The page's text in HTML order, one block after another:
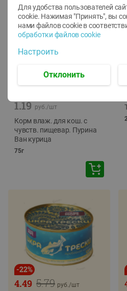
1.19 руб./шт
Корм влаж. для кош. с
чувств. пищевар. Пурина
Ван курица
75г
-22%
5.79
4.49 руб./шт
Для удобства пользователей
cookie. Нажимая "Принять", вы
нами файлов cookie в
обработки файлов cookie
Настроить
Отклонить